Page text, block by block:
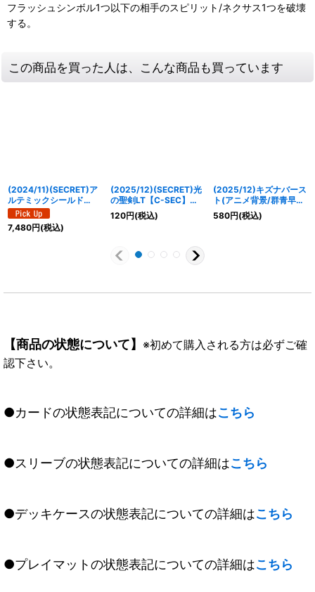
フラッシュシンボル1つ以下の相手のスピリット/ネクサス1つを破壊
する。
この商品を買った人は、こんな商品も買っています
(2024/11)(SECRET)ア
ルテミックシールド
(BS68収録)【C-SEC】
{BS44-092}《白》
7,480円(税込)
(2025/12)(SECRET)光
の聖剣LT【C-SEC】
{BSC50-033}《白》
120円(税込)
(2025/12)キズナバース
ト(アニメ背景/群青早雲
イラスト)【R】{BS73-
083}《多》
580円(税込)
【商品の状態について】 ※初めて購入される方は必ずご確
認下さい。
●カードの状態表記についての詳細はこちら
●スリーブの状態表記についての詳細はこちら
●デッキケースの状態表記についての詳細はこちら
●プレイマットの状態表記についての詳細はこちら